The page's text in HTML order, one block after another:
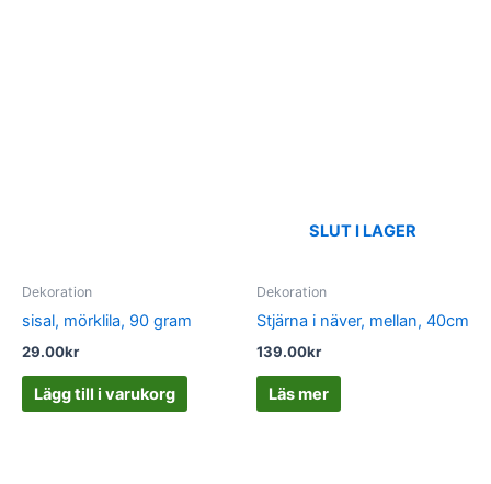
Dekoration
sisal, mörklila, 90 gram
29.00kr
Lägg till i varukorg
SLUT I LAGER
Dekoration
Stjärna i näver, mellan, 40cm
139.00kr
Läs mer